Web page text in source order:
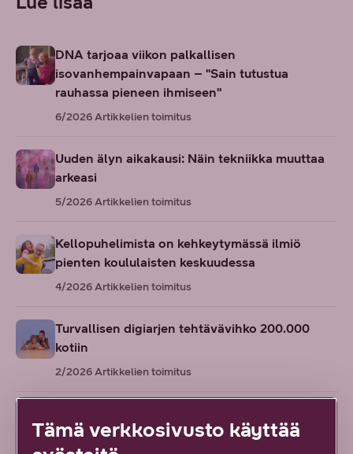
DNA tarjoaa viikon palkallisen
isovanhempainvapaan – "Sain tutustua
rauhassa pieneen ihmiseen"
6/2026Artikkelien toimitus
Uuden älyn aikakausi: Näin tekniikka muuttaa
arkeasi
5/2026Artikkelien toimitus
Kellopuhelimista on kehkeytymässä ilmiö
pienten koululaisten keskuudessa
4/2026Artikkelien toimitus
Turvallisen digiarjen tehtävävihko 200.000
kotiin
2/2026Artikkelien toimitus
panostetaan – ”En ole kiinnostunut itsestäni”
Tämä verkkosivusto käyttää